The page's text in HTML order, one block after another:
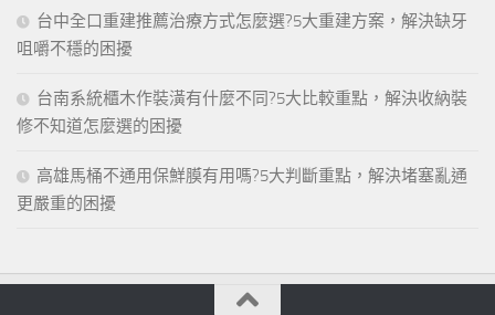
台中全口重建推薦治療方式怎麼選?5大重建方案，解決缺牙
咀嚼不穩的困擾
台南系統櫃木作裝潢有什麼不同?5大比較重點，解決收納裝
修不知道怎麼選的困擾
高雄馬桶不通用保鮮膜有用嗎?5大判斷重點，解決堵塞亂通
更嚴重的困擾